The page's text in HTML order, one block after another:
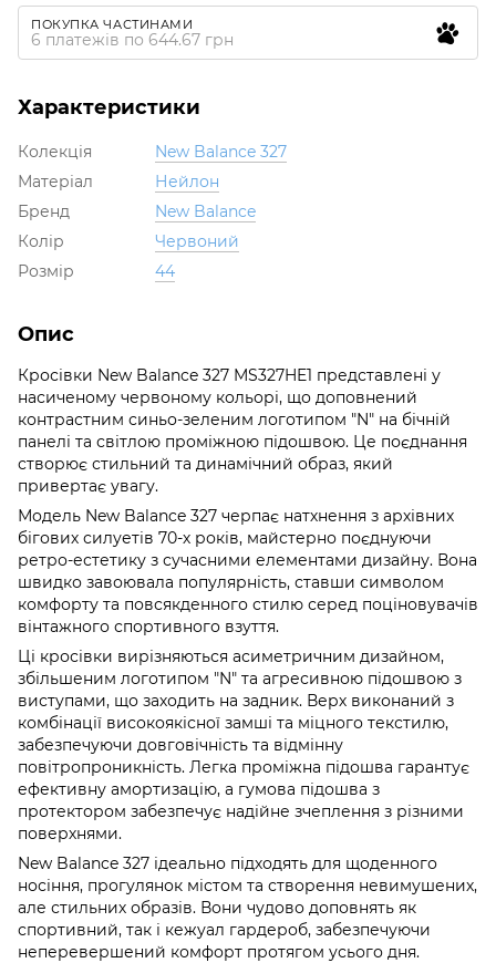
ПОКУПКА ЧАСТИНАМИ
6 платежів по 644.67 грн
Характеристики
Колекція
New Balance 327
Матеріал
Нейлон
Бренд
New Balance
Колір
Червоний
Розмір
44
Опис
Кросівки New Balance 327 MS327HE1 представлені у
насиченому червоному кольорі, що доповнений
контрастним синьо-зеленим логотипом "N" на бічній
панелі та світлою проміжною підошвою. Це поєднання
створює стильний та динамічний образ, який
привертає увагу.
Модель New Balance 327 черпає натхнення з архівних
бігових силуетів 70-х років, майстерно поєднуючи
ретро-естетику з сучасними елементами дизайну. Вона
швидко завоювала популярність, ставши символом
комфорту та повсякденного стилю серед поціновувачів
вінтажного спортивного взуття.
Ці кросівки вирізняються асиметричним дизайном,
збільшеним логотипом "N" та агресивною підошвою з
виступами, що заходить на задник. Верх виконаний з
комбінації високоякісної замші та міцного текстилю,
забезпечуючи довговічність та відмінну
повітропроникність. Легка проміжна підошва гарантує
ефективну амортизацію, а гумова підошва з
протектором забезпечує надійне зчеплення з різними
поверхнями.
New Balance 327 ідеально підходять для щоденного
носіння, прогулянок містом та створення невимушених,
але стильних образів. Вони чудово доповнять як
спортивний, так і кежуал гардероб, забезпечуючи
неперевершений комфорт протягом усього дня.